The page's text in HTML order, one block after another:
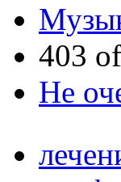
403
Не